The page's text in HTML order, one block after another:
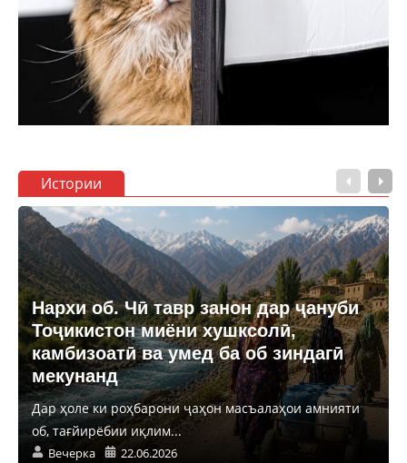
Истории
Нархи об. Чӣ тавр занон дар ҷануби
Тоҷикистон миёни хушксолӣ,
камбизоатӣ ва умед ба об зиндагӣ
мекунанд
Дар ҳоле ки роҳбарони ҷаҳон масъалаҳои амнияти
об, тағйирёбии иқлим...
Вечерка 22.06.2026